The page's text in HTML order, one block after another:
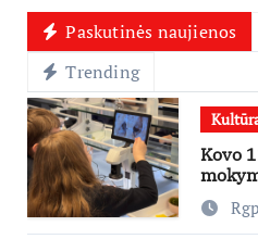
Paskutinės naujienos
Trending
Kovo